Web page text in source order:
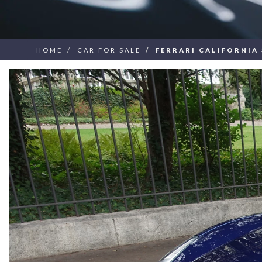
HOME CAR FOR SALE FERRARI CALIFORNIA